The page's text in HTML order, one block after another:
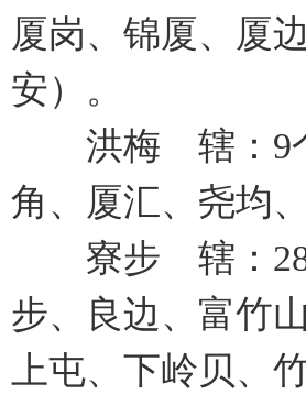
厦岗、锦厦、厦
安）。
洪梅 辖：9个
角、厦汇、尧均
寮步 辖：28个
步、良边、富竹
上屯、下岭贝、